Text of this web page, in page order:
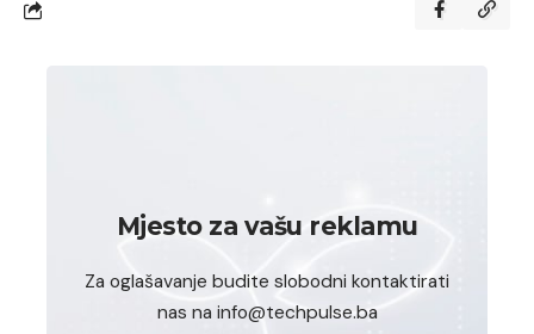
Mjesto za vašu reklamu
Za oglašavanje budite slobodni kontaktirati
nas na info@techpulse.ba